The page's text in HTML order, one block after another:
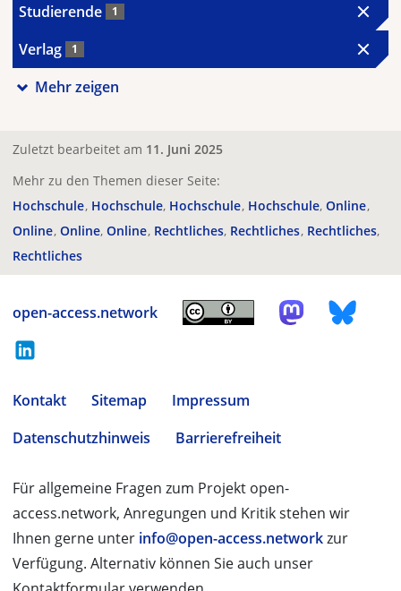
Studierende 1
Verlag 1
Mehr zeigen
Zuletzt bearbeitet am 11. Juni 2025
Mehr zu den Themen dieser Seite:
Hochschule Hochschule Hochschule Hochschule Online
Online Online Online Rechtliches Rechtliches Rechtliches
Rechtliches
open-access.network
Kontakt Sitemap
Impressum
Datenschutzhinweis
Barrierefreiheit
Für allgemeine Fragen zum Projekt open-
access.network, Anregungen und Kritik stehen wir
Ihnen gerne unter info@open-access.networkzur
Verfügung. Alternativ können Sie auch unser